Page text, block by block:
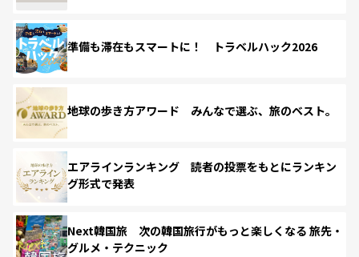
準備も滞在もスマートに！ トラベルハック2026
地球の歩き方アワード みんなで選ぶ、旅のベスト。
エアラインランキング 読者の投票をもとにランキン
グ形式で発表
Next韓国旅 次の韓国旅行がもっと楽しくなる 旅先・
グルメ・テクニック